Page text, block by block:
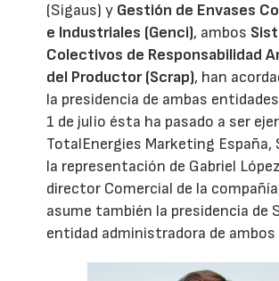
(Sigaus) y Gestión de Envases
e Industriales (Genci), ambos
Colectivos de Responsabilidad
del Productor (Scrap), han
la presidencia de ambas
1 de julio ésta ha pasado a ser
TotalEnergies Marketing España,
la representación de Gabriel
director Comercial de la
asume también la presidencia de
entidad administradora de ambos